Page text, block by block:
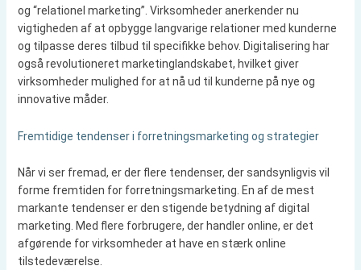
og “relationel marketing”. Virksomheder anerkender nu
vigtigheden af at opbygge langvarige relationer med kunderne
og tilpasse deres tilbud til specifikke behov. Digitalisering har
også revolutioneret marketinglandskabet, hvilket giver
virksomheder mulighed for at nå ud til kunderne på nye og
innovative måder.
Fremtidige tendenser i forretningsmarketing og strategier
Når vi ser fremad, er der flere tendenser, der sandsynligvis vil
forme fremtiden for forretningsmarketing. En af de mest
markante tendenser er den stigende betydning af digital
marketing. Med flere forbrugere, der handler online, er det
afgørende for virksomheder at have en stærk online
tilstedeværelse.